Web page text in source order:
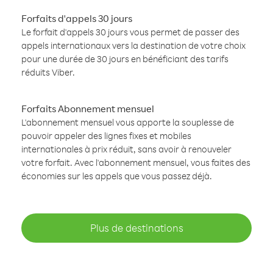
Forfaits d'appels 30 jours
Le forfait d'appels 30 jours vous permet de passer des
appels internationaux vers la destination de votre choix
pour une durée de 30 jours en bénéficiant des tarifs
réduits Viber.
Forfaits Abonnement mensuel
L'abonnement mensuel vous apporte la souplesse de
pouvoir appeler des lignes fixes et mobiles
internationales à prix réduit, sans avoir à renouveler
votre forfait. Avec l'abonnement mensuel, vous faites des
économies sur les appels que vous passez déjà.
Plus de destinations